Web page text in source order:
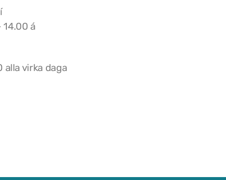
14.00 á
alla virka daga